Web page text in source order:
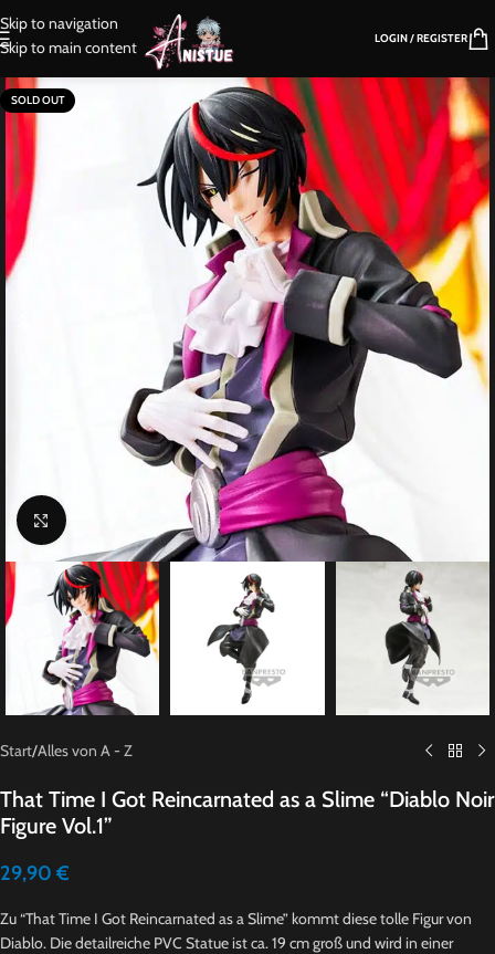
Skip to navigation
Skip to main content
LOGIN / REGISTER
SOLD OUT
Click to enlarge
Start/Alles von A - Z
That Time I Got Reincarnated as a Slime “Diablo Noir
Figure Vol.1”
29,90 €
Zu “That Time I Got Reincarnated as a Slime” kommt diese tolle Figur von
Diablo. Die detailreiche PVC Statue ist ca. 19 cm groß und wird in einer